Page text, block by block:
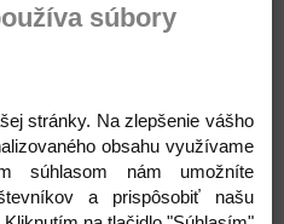
do dekorácii či na
zo 100% latexu, ktorý je pre
- bez chemických
balóny sú šetrné k
súbory
stránky. Na zlepšenie vášho
obsahu využívame
súhlasom nám umožníte
a prispôsobiť našu